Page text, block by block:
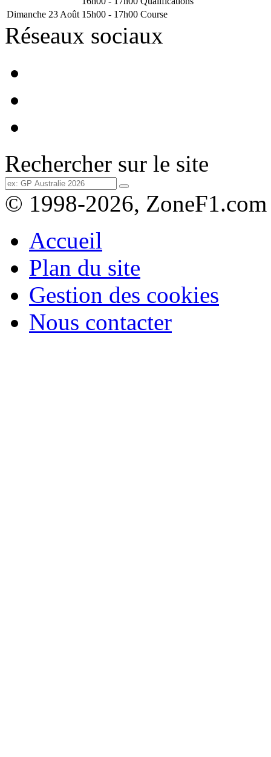
Dimanche 23 Août 15h00 - 17h00 Course
Réseaux sociaux
Rechercher sur le site
© 1998-2026, ZoneF1.com
Accueil
Plan du site
Gestion des cookies
Nous contacter